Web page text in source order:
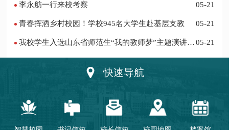
李永舫一行来校考察 05-21
青春挥洒乡村校园！学校945名大学生赴基层支教 05-21
我校学生入选山东省师范生“我的教师梦”主题演讲活
05-21
快速导航